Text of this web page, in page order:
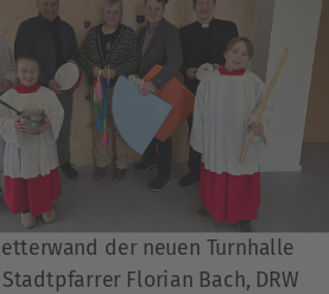
der neuen Turnhalle
Florian Bach, DRW